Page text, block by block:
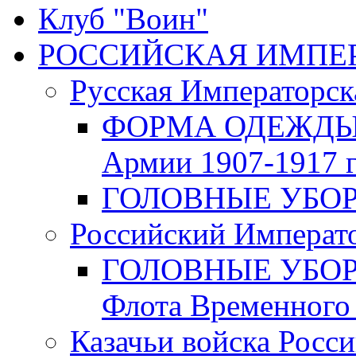
Клуб "Воин"
РОССИЙСКАЯ
Русская
ФОРМА ОДЕЖДЫ
Армии 1907-1917
ГОЛОВНЫЕ
Российский
ГОЛОВНЫЕ
Флота Временного
Казачьи войска